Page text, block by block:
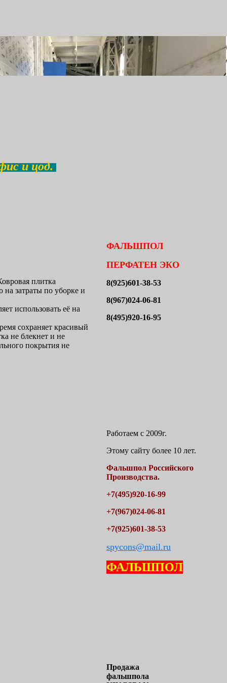
и цод.
плитка
затраты по уборке и
использовать её на
сохраняет красивый
не блекнет и не
покрытия не
ФАЛЬШПОЛ
ПЕРФАТЕН ЭКО
8(925)601-38-53
8(967)024-06-81
8(495)920-16-95
Работаем с 2009г.
Этому сайту более 10 лет.
Фальшпол Российского
Производства.
+7(495)920-16-99
+7(967)024-06-81
+7(925)601-38-53
spycons@mail.ru
ФАЛЬШПОЛ
Продажа
фальшпола